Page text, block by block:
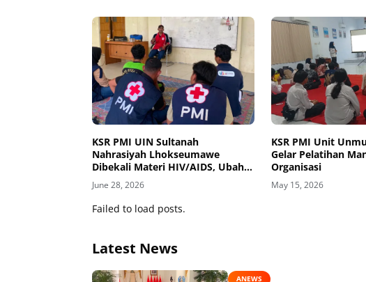
KSR PMI UIN Sultanah
Nahrasiyah Lhokseumawe
Dibekali Materi HIV/AIDS, Ubah
Pandangan Tabu Jadi Edukasi
June 28, 2026
KSR PMI Unit
Gelar Pelatihan
Organisasi
May 15, 2026
Failed to load posts.
Latest News
ANEWS